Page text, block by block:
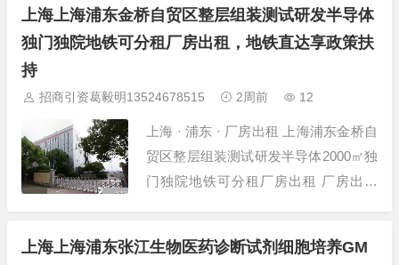
所在位置 上海-浦东-张江-东方智媒城产
业园 层高 5米 层数 多层厂房 房源类型
上海上海浦东金桥自贸区整层组装测试研发半导体
独门独院地铁可分租厂房出租，地铁直达享政策扶
持
招商引资葛毅明13524678515 2周前 12
上海 · 浦东 · 厂房出租 上海浦东金桥自
贸区整层组装测试研发半导体2000㎡独
门独院地铁可分租厂房出租 厂房出租
独院地 所在位置 上海-浦东-金桥-金桥
上海上海浦东张江生物医药诊断试剂细胞培养GM